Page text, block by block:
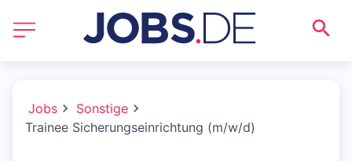
Jobs
Sonstige
Trainee Sicherungseinrichtung (m/w/d)